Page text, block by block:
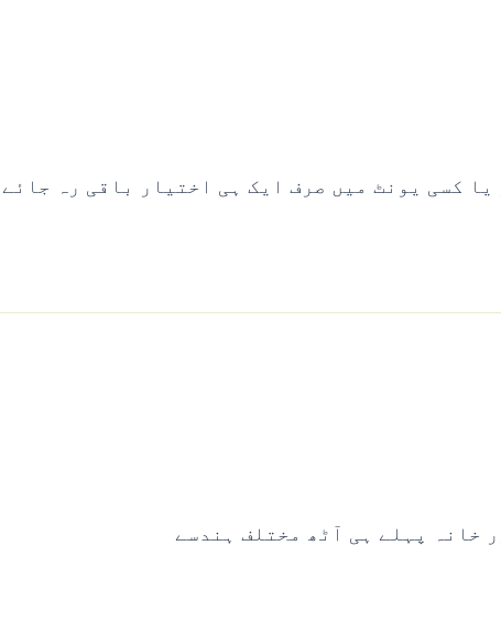
کسی یونٹ میں صرف ایک ہی اختیار باقی رہ جائے۔
خانہ پہلے ہی آٹھ مختلف ہندسے